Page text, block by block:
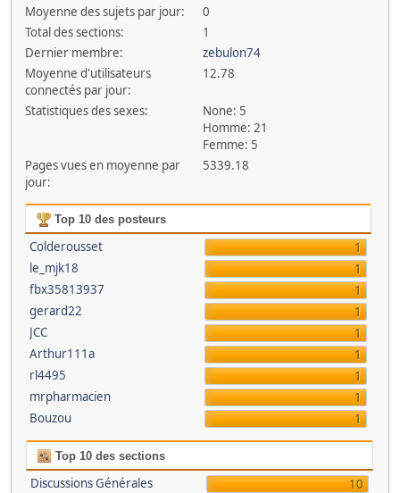
Moyenne des sujets par jour:
0
Total des sections:
1
Dernier membre:
zebulon74
Moyenne d'utilisateurs
connectés par jour:
12.78
Statistiques des sexes:
None: 5
Homme: 21
Femme: 5
Pages vues en moyenne par
jour:
5339.18
Top 10 des posteurs
Colderousset
1
le_mjk18
1
fbx35813937
1
gerard22
1
JCC
1
Arthur111a
1
rl4495
1
mrpharmacien
1
Bouzou
1
Top 10 des sections
Discussions Générales 10